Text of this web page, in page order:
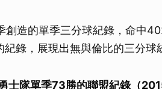
創造的單季三分球紀錄，命中
錄，展現出無與倫比的三分球
士隊單季73勝的聯盟紀錄（